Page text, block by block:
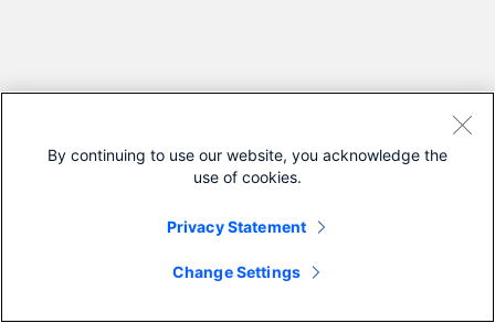
By continuing to use our website, you acknowledge the
use of cookies.
Privacy Statement
Change Settings